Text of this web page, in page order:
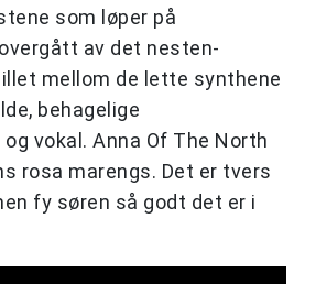
som løper på
av det nesten-
mellom de lette synthene
behagelige
vokal. Anna Of The North
rosa marengs. Det er tvers
fy søren så godt det er i